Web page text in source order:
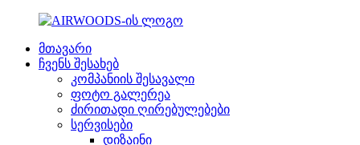
მთავარი
ჩვენს შესახებ
კომპანიის შესავალი
ფოტო გალერეა
ძირითადი ღირებულებები
სერვისები
დიზაინი